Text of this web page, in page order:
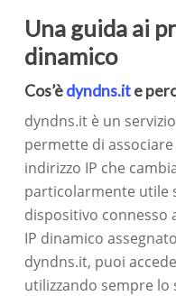
Una guida ai
dinamico
Cos’èdyndns.ite
dyndns.it è un
permette di
indirizzo IP che
particolarmente utile
dispositivo connesso
IP dinamico
dyndns.it, puoi
utilizzando sempre lo